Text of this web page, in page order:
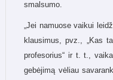
smalsumo.
„Jei namuose vaikui
klausimus, pvz., „Kas
profesorius“ ir t. t.,
gebėjimą vėliau